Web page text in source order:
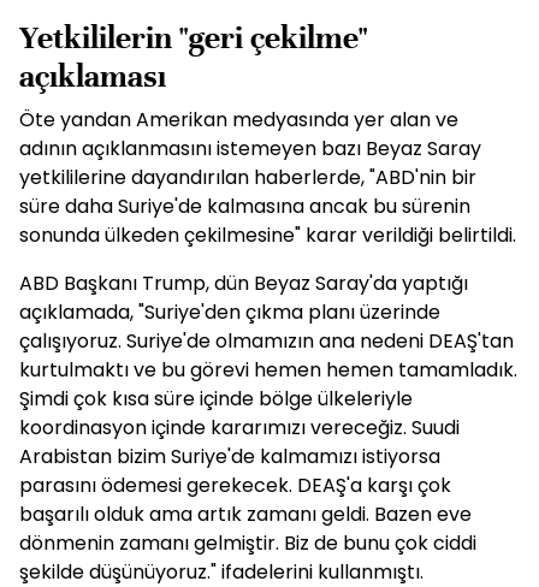
Yetkililerin "geri çekilme"
açıklaması
Öte yandan Amerikan medyasında yer alan ve
adının açıklanmasını istemeyen bazı Beyaz Saray
yetkililerine dayandırılan haberlerde, "ABD'nin bir
süre daha Suriye'de kalmasına ancak bu sürenin
sonunda ülkeden çekilmesine" karar verildiği belirtildi.
ABD Başkanı Trump, dün Beyaz Saray'da yaptığı
açıklamada, "Suriye'den çıkma planı üzerinde
çalışıyoruz. Suriye'de olmamızın ana nedeni DEAŞ'tan
kurtulmaktı ve bu görevi hemen hemen tamamladık.
Şimdi çok kısa süre içinde bölge ülkeleriyle
koordinasyon içinde kararımızı vereceğiz. Suudi
Arabistan bizim Suriye'de kalmamızı istiyorsa
parasını ödemesi gerekecek. DEAŞ'a karşı çok
başarılı olduk ama artık zamanı geldi. Bazen eve
dönmenin zamanı gelmiştir. Biz de bunu çok ciddi
şekilde düşünüyoruz." ifadelerini kullanmıştı.